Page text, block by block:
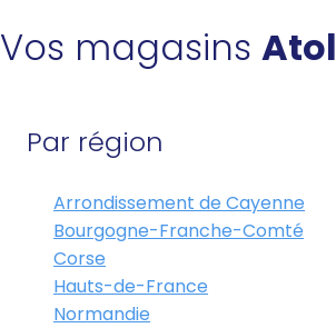
Vos magasins Atol
Par région
Arrondissement de Cayenne
Bourgogne-Franche-Comté
Corse
Hauts-de-France
Normandie